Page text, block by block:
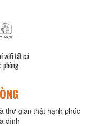
wifi tất cả
phòng
thư giãn thật hạnh phúc
đình